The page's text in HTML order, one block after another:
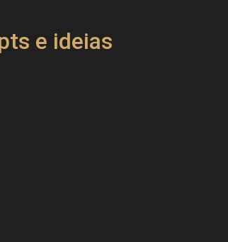
e ideias